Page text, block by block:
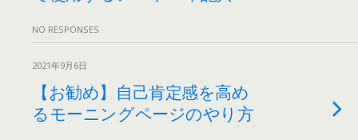
NO RESPONSES
2021年9月6日
【お勧め】自己肯定感を高め
るモーニングページのやり方